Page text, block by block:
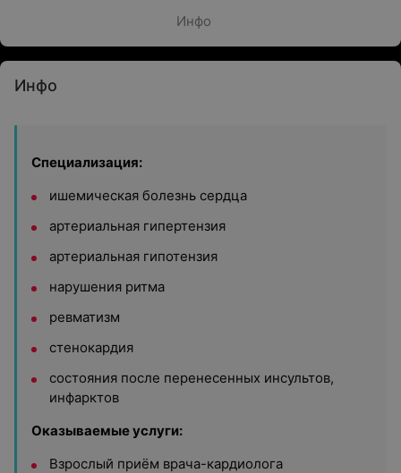
Инфо
Инфо
Специализация:
ишемическая болезнь сердца
артериальная гипертензия
артериальная гипотензия
нарушения ритма
ревматизм
стенокардия
состояния после перенесенных инсультов,
инфарктов
Оказываемые услуги:
Взрослый приём врача-кардиолога